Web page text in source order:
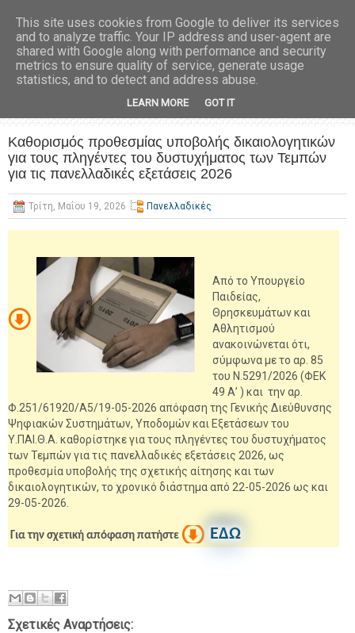
Καθορισμός προθεσμίας υποβολής δικαιολογητικών
για τους πληγέντες του δυστυχήματος των Τεμπών
για τις πανελλαδικές εξετάσεις 2026
Τρίτη, Μαΐου 19, 2026 Πανελλαδικές
Από το Υπουργείο
Παιδείας,
Θρησκευμάτων και
Αθλητισμού
ανακοινώνεται ότι,
σύμφωνα με το αρ. 85
του Ν.5291/2026 (ΦΕΚ
49 Α’ ) και την αρ.
Φ.251/61920/Α5/19-05-2026 απόφαση της Γενικής Διεύθυνσης
Ψηφιακών Συστημάτων, Υποδομών και Εξετάσεων του
Υ.ΠΑΙ.Θ.Α. καθορίστηκε για τους πληγέντες του δυστυχήματος
των Τεμπών για τις πανελλαδικές εξετάσεις 2026, ως
προθεσμία υποβολής της σχετικής αίτησης και των
δικαιολογητικών, το χρονικό διάστημα από 22-05-2026 ως και
29-05-2026.
Για την σχετική απόφαση πατήστε ΕΔΩ
Σχετικές Αναρτήσεις:
This site uses cookies from Google to deliver its services
and to analyze traffic. Your IP address and user-agent are
shared with Google along with performance and security
metrics to ensure quality of service, generate usage
statistics, and to detect and address abuse.
LEARN MORE GOT IT